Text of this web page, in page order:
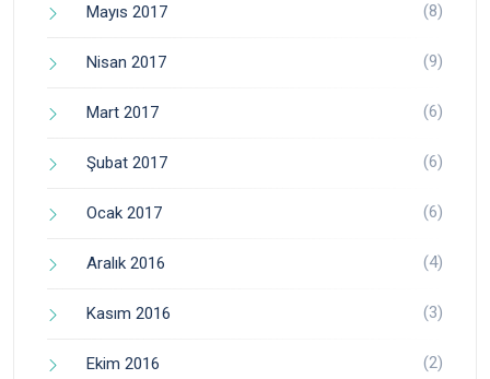
Mayıs 2017 (8)
Nisan 2017 (9)
Mart 2017 (6)
Şubat 2017 (6)
Ocak 2017 (6)
Aralık 2016 (4)
Kasım 2016 (3)
Ekim 2016 (2)